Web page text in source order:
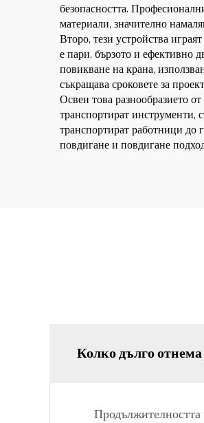
безопасността.
материали, значително
Второ, тези устройства
е пари, бързото и ефективно
повикване на крана,
съкращава сроковете за
Освен това разнообразието
транспортират инструменти,
транспортират работници до
повдигане и повдигане
Колко дълго отнема